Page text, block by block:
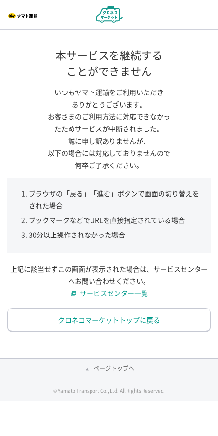
本サービスを継続する
ことができません
いつもヤマト運輸をご利用いただき
ありがとうございます。
お客さまのご利用方法に対応できなかっ
たためサービスが中断されました。
誠に申し訳ありませんが、
以下の場合には対応しておりませんので
何卒ご了承ください。
ブラウザの「戻る」「進む」ボタンで画面の切り替えを
された場合
ブックマークなどでURLを直接指定されている場合
30分以上操作されなかった場合
上記に該当せずこの画面が表示された場合は、サービスセンター
へお問い合わせください。
サービスセンター一覧
クロネコマーケットトップに戻る
ページトップへ
© Yamato Transport Co., Ltd. All Rights Reserved.